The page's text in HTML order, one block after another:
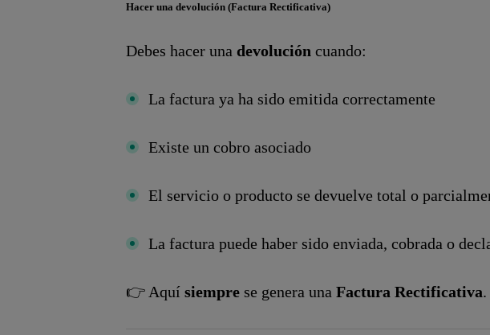
Hacer una devolución (Factura Rectificativa)
Debes hacer una devolución cuando:
La factura ya ha sido emitida correctamente
Existe un cobro asociado
El servicio o producto se devuelve total o
La factura puede haber sido enviada, cobrada o
👉 Aquí siempre se genera una Factura Rectificativa.